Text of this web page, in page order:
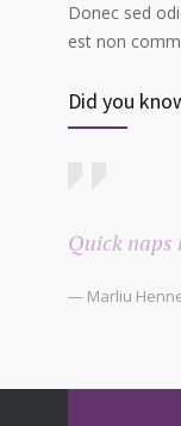
Donec sed
est non
Did you
Quick naps
— Marliu